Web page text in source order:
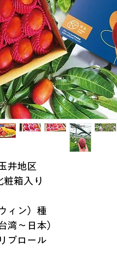
井地区
粧箱入り
ィン）種
湾〜 日本）
プロール